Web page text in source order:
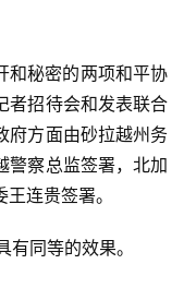
和秘密的两项和平协
者招待会和发表联合
府方面由砂拉越州务
警察总监签署，北加
连贵签署。
同等的效果。